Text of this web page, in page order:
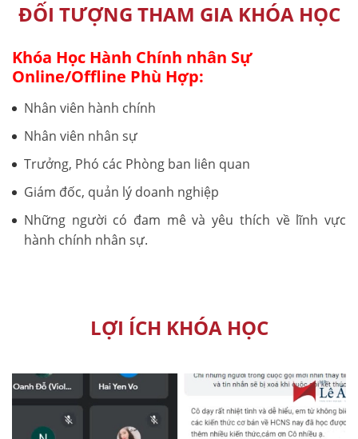
ĐỐI TƯỢNG THAM GIA KHÓA HỌC
Khóa Học Hành Chính nhân Sự
Online/Offline Phù Hợp:
Nhân viên hành chính
Nhân viên nhân sự
Trưởng, Phó các Phòng ban liên quan
Giám đốc, quản lý doanh nghiệp
Những người có đam mê và yêu thích về lĩnh vực
hành chính nhân sự.
LỢI ÍCH KHÓA HỌC